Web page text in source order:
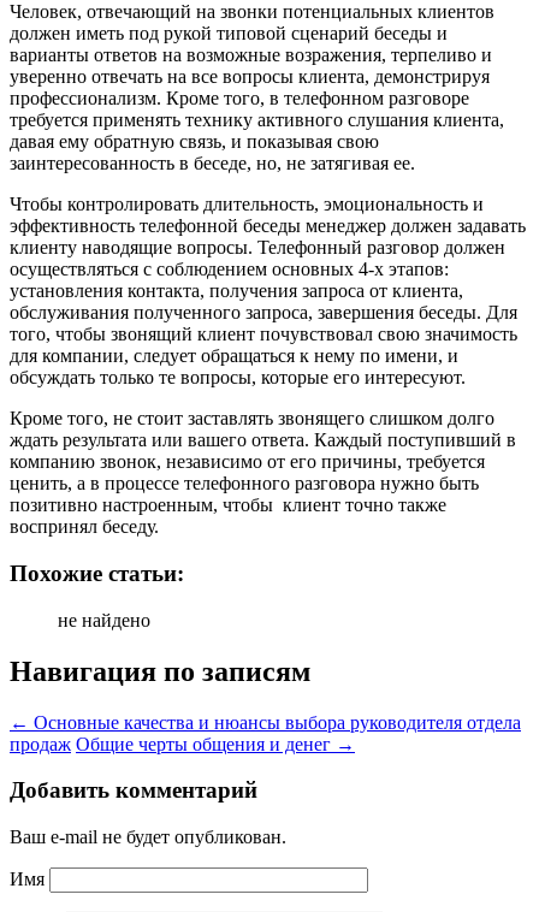
Человек, отвечающий на звонки потенциальных клиентов
должен иметь под рукой типовой сценарий беседы и
варианты ответов на возможные возражения, терпеливо и
уверенно отвечать на все вопросы клиента, демонстрируя
профессионализм. Кроме того, в телефонном разговоре
требуется применять технику активного слушания клиента,
давая ему обратную связь, и показывая свою
заинтересованность в беседе, но, не затягивая ее.
Чтобы контролировать длительность, эмоциональность и
эффективность телефонной беседы менеджер должен задавать
клиенту наводящие вопросы. Телефонный разговор должен
осуществляться с соблюдением основных 4-х этапов:
установления контакта, получения запроса от клиента,
обслуживания полученного запроса, завершения беседы. Для
того, чтобы звонящий клиент почувствовал свою значимость
для компании, следует обращаться к нему по имени, и
обсуждать только те вопросы, которые его интересуют.
Кроме того, не стоит заставлять звонящего слишком долго
ждать результата или вашего ответа. Каждый поступивший в
компанию звонок, независимо от его причины, требуется
ценить, а в процессе телефонного разговора нужно быть
позитивно настроенным, чтобы клиент точно также
воспринял беседу.
Похожие статьи:
не найдено
Навигация по записям
← Основные качества и нюансы выбора руководителя отдела
продаж Общие черты общения и денег →
Добавить комментарий
Ваш e-mail не будет опубликован.
Имя